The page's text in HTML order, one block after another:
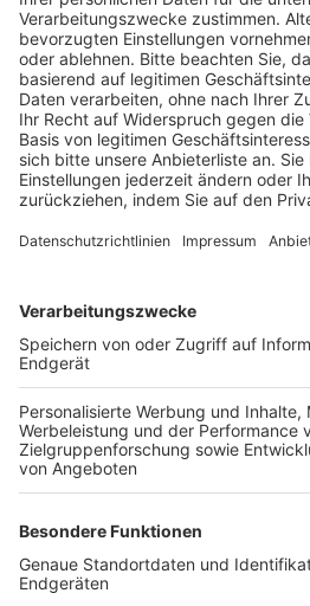
Schulungsangebot
BFV-Geschäftsstellen
Trainerbörse
Login SpielPlus
FOLGE DEM BFV
TOP-VEREINE
TOP-PARTNER